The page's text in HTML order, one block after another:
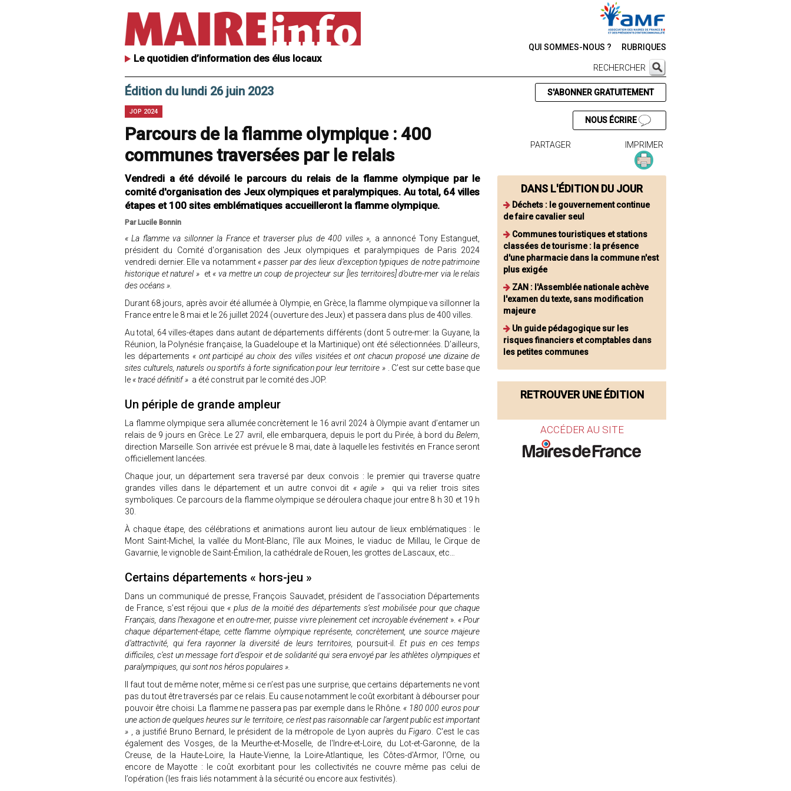
Le quotidien d’information des élus locaux
QUI SOMMES-NOUS ? RUBRIQUES
RECHERCHER
Édition du lundi 26 juin 2023
JOP 2024
Parcours de la flamme olympique : 400
communes traversées par le relais
Vendredi a été dévoilé le parcours du relais de la flamme olympique par le
comité d'organisation des Jeux olympiques et paralympiques. Au total, 64 villes
étapes et 100 sites emblématiques accueilleront la flamme olympique.
Par Lucile Bonnin
« La flamme va sillonner la France et traverser plus de 400 villes », a annoncé Tony Estanguet,
président du Comité d'organisation des Jeux olympiques et paralympiques de Paris 2024
vendredi dernier. Elle va notamment « passer par des lieux d’exception typiques de notre patrimoine
historique et naturel » et « va mettre un coup de projecteur sur [les territoires] d’outre-mer via le relais
des océans ».
Durant 68 jours, après avoir été allumée à Olympie, en Grèce, la flamme olympique va sillonner la
France entre le 8 mai et le 26 juillet 2024 (ouverture des Jeux) et passera dans plus de 400 villes.
Au total, 64 villes-étapes dans autant de départements différents (dont 5 outre-mer: la Guyane, la
Réunion, la Polynésie française, la Guadeloupe et la Martinique) ont été sélectionnées. D’ailleurs,
les départements « ont participé au choix des villes visitées et ont chacun proposé une dizaine de
sites culturels, naturels ou sportifs à forte signification pour leur territoire »
. C’est sur cette base que
le « tracé définitif » a été construit par le comité des JOP.
Un périple de grande ampleur
La flamme olympique sera allumée concrètement le 16 avril 2024 à Olympie avant d’entamer un
relais de 9 jours en Grèce. Le 27 avril, elle embarquera, depuis le port du Pirée, à bord duBelem
direction Marseille. Son arrivée est prévue le 8 mai, date à laquelle les festivités en France seront
officiellement lancées.
Chaque jour, un département sera traversé par deux convois : le premier qui traverse quatre
grandes villes dans le département et un autre convoi dit « agile » qui va relier trois sites
symboliques. Ce parcours de la flamme olympique se déroulera chaque jour entre 8 h 30 et 19 h
30.
À chaque étape, des célébrations et animations auront lieu autour de lieux emblématiques : le
Mont Saint-Michel, la vallée du Mont-Blanc, l’île aux Moines, le viaduc de Millau, le Cirque de
Gavarnie, le vignoble de Saint-Émilion, la cathédrale de Rouen, les grottes de Lascaux, etc…
Certains départements « hors-jeu »
Dans un communiqué de presse, François Sauvadet, président de l’association Départements
de France, s’est réjoui que « plus de la moitié des départements s’est mobilisée pour que chaque
Français, dans l’hexagone et en outre-mer, puisse vivre pleinement cet incroyable événement ». « Pour
chaque département-étape, cette flamme olympique représente, concrètement, une source majeure
d’attractivité, qui fera rayonner la diversité de leurs territoires,
poursuit-il. Et puis en ces temps
difficiles, c’est un message fort d’espoir et de solidarité qui sera envoyé par les athlètes olympiques et
paralympiques, qui sont nos héros populaires ».
Il faut tout de même noter, même si ce n’est pas une surprise, que certains départements ne vont
pas du tout être traversés par ce relais. Eu cause notamment le coût exorbitant à débourser pour
pouvoir être choisi. La flamme ne passera pas par exemple dans le Rhône. « 180 000 euros pour
une action de quelques heures sur le territoire, ce n'est pas raisonnable car l'argent public est important
»
, a justifié Bruno Bernard, le président de la métropole de Lyon auprès duFigaro . C'est le cas
également des Vosges, de la Meurthe-et-Moselle, de l'Indre-et-Loire, du Lot-et-Garonne, de la
Creuse, de la Haute-Loire, la Haute-Vienne, la Loire-Atlantique, les Côtes-d'Armor, l'Orne, ou
encore de Mayotte : le coût exorbitant pour les collectivités ne couvre même pas celui de
l’opération (les frais liés notamment à la sécurité ou encore aux festivités).
S'ABONNER GRATUITEMENT
NOUS ÉCRIRE
PARTAGER IMPRIMER
DANS L'ÉDITION DU JOUR
Déchets : le gouvernement continue
de faire cavalier seul
Communes touristiques et stations
classées de tourisme : la présence
d'une pharmacie dans la commune n'est
plus exigée
ZAN : l'Assemblée nationale achève
l'examen du texte, sans modification
majeure
Un guide pédagogique sur les
risques financiers et comptables dans
les petites communes
RETROUVER UNE ÉDITION
ACCÉDER AU SITE